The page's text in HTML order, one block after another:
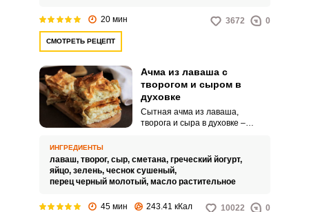
20 мин 3672 0
СМОТРЕТЬ РЕЦЕПТ
Ачма из лаваша с
творогом и сыром в
духовке
Сытная ачма из лаваша,
творога и сыра в духовке –
нежным, ароматным и очень
питательным.
ИНГРЕДИЕНТЫ
лаваш, творог, сыр, сметана, греческий йогурт,
яйцо, зелень, чеснок сушеный,
перец черный молотый, масло растительное
45 мин 243.41 кКал 10022 0